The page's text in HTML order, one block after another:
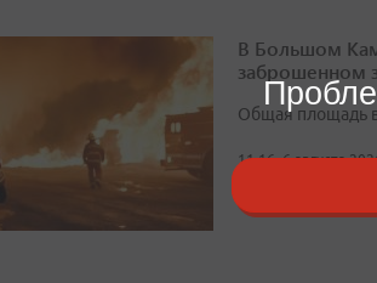
В Большом
заброшенном
Общая площадь
11:16, 6 августа